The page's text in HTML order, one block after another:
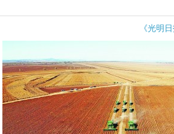
《光明